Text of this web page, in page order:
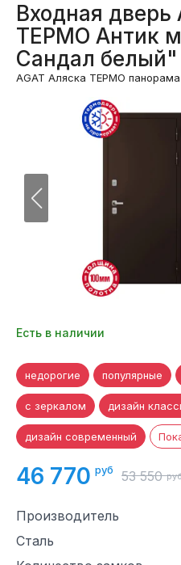
Входная дверь
ТЕРМО Антик
Сандал белый"
AGAT Аляска ТЕРМО панорама
Есть в наличии
недорогие популярные
с зеркалом дизайн
дизайн современный
46 770 руб 53 550
Производитель
Сталь